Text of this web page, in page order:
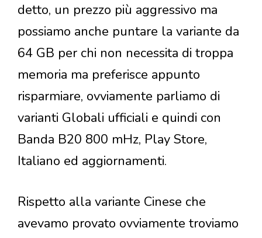
detto, un prezzo più aggressivo ma
possiamo anche puntare la variante da
64 GB per chi non necessita di troppa
memoria ma preferisce appunto
risparmiare, ovviamente parliamo di
varianti Globali ufficiali e quindi con
Banda B20 800 mHz, Play Store,
Italiano ed aggiornamenti.
Rispetto alla variante Cinese che
avevamo provato ovviamente troviamo